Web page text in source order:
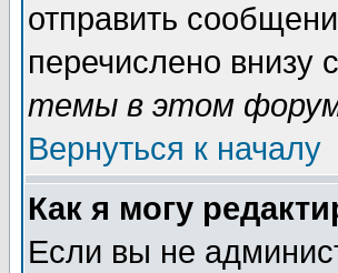
отправить
перечислено
темы в этом
Вернуться к началу
Как я могу
Если вы не